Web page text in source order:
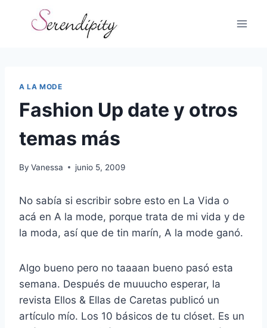
A LA MODE
Fashion Up date y otros
temas más
By Vanessa junio 5, 2009
No sabía si escribir sobre esto en La Vida o
acá en A la mode, porque trata de mi vida y de
la moda, así que de tin marín, A la mode ganó.
Algo bueno pero no taaaan bueno pasó esta
semana. Después de muuucho esperar, la
revista Ellos & Ellas de Caretas publicó un
artículo mío. Los 10 básicos de tu clóset. Es un